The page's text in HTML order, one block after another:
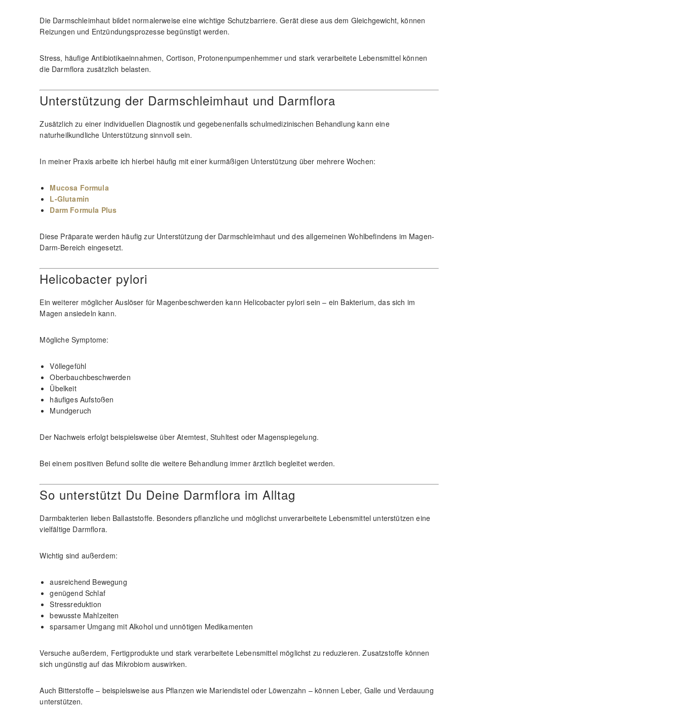
Die Darmschleimhaut bildet normalerweise eine wichtige Schutzbarriere. Gerät diese aus dem Gleichgewicht, können
Reizungen und Entzündungsprozesse begünstigt werden.
Stress, häufige Antibiotikaeinnahmen, Cortison, Protonenpumpenhemmer und stark verarbeitete Lebensmittel können
die Darmflora zusätzlich belasten.
Unterstützung der Darmschleimhaut und Darmflora
Zusätzlich zu einer individuellen Diagnostik und gegebenenfalls schulmedizinischen Behandlung kann eine
naturheilkundliche Unterstützung sinnvoll sein.
In meiner Praxis arbeite ich hierbei häufig mit einer kurmäßigen Unterstützung über mehrere Wochen:
Mucosa Formula
L-Glutamin
Darm Formula Plus
Diese Präparate werden häufig zur Unterstützung der Darmschleimhaut und des allgemeinen Wohlbefindens im Magen-
Darm-Bereich eingesetzt.
Helicobacter pylori
Ein weiterer möglicher Auslöser für Magenbeschwerden kann Helicobacter pylori sein – ein Bakterium, das sich im
Magen ansiedeln kann.
Mögliche Symptome:
Völlegefühl
Oberbauchbeschwerden
Übelkeit
häufiges Aufstoßen
Mundgeruch
Der Nachweis erfolgt beispielsweise über Atemtest, Stuhltest oder Magenspiegelung.
Bei einem positiven Befund sollte die weitere Behandlung immer ärztlich begleitet werden.
So unterstützt Du Deine Darmflora im Alltag
Darmbakterien lieben Ballaststoffe. Besonders pflanzliche und möglichst unverarbeitete Lebensmittel unterstützen eine
vielfältige Darmflora.
Wichtig sind außerdem:
ausreichend Bewegung
genügend Schlaf
Stressreduktion
bewusste Mahlzeiten
sparsamer Umgang mit Alkohol und unnötigen Medikamenten
Versuche außerdem, Fertigprodukte und stark verarbeitete Lebensmittel möglichst zu reduzieren. Zusatzstoffe können
sich ungünstig auf das Mikrobiom auswirken.
Auch Bitterstoffe – beispielsweise aus Pflanzen wie Mariendistel oder Löwenzahn – können Leber, Galle und Verdauung
unterstützen.